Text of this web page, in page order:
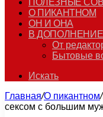
ПОЛЕЗНЫЕ
О ПИКАНТНОМ
ОН И ОНА
В ДОПОЛНЕНИЕ
От
Бытовые
Искать
Главная/О пикантном/
сексом с большим